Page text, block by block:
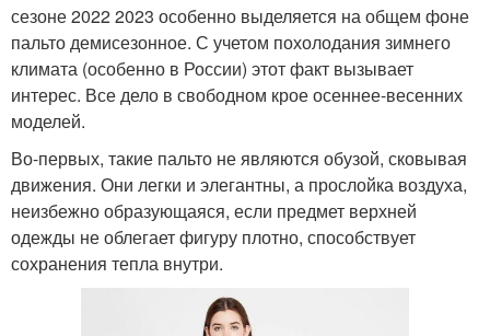
сезоне 2022 2023 особенно выделяется на общем фоне
пальто демисезонное. С учетом похолодания зимнего
климата (особенно в России) этот факт вызывает
интерес. Все дело в свободном крое осеннее-весенних
моделей.
Во-первых, такие пальто не являются обузой, сковывая
движения. Они легки и элегантны, а прослойка воздуха,
неизбежно образующаяся, если предмет верхней
одежды не облегает фигуру плотно, способствует
сохранения тепла внутри.